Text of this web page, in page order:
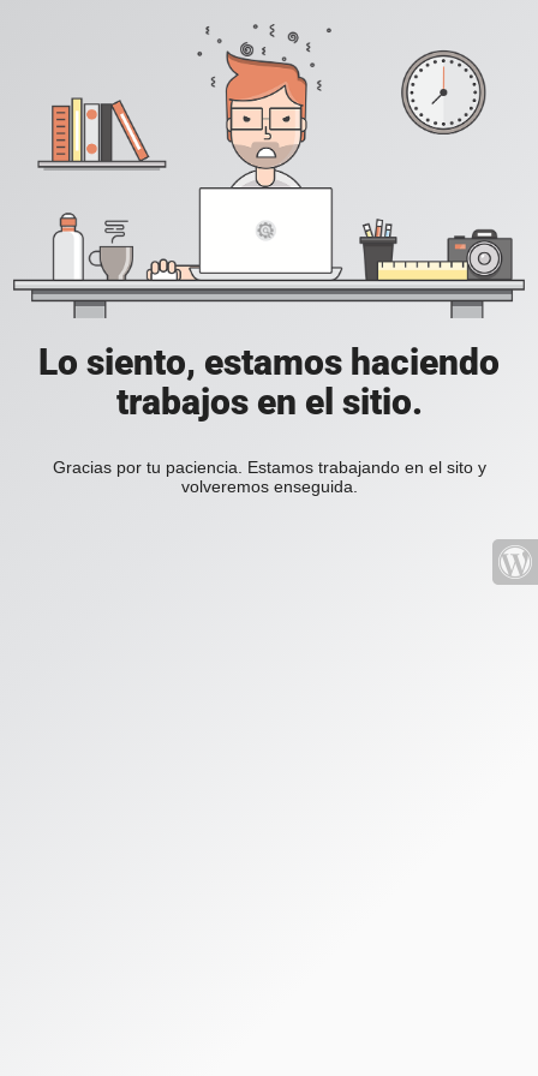
Lo siento, estamos haciendo
trabajos en el sitio.
Gracias por tu paciencia. Estamos trabajando en el sito y
volveremos enseguida.